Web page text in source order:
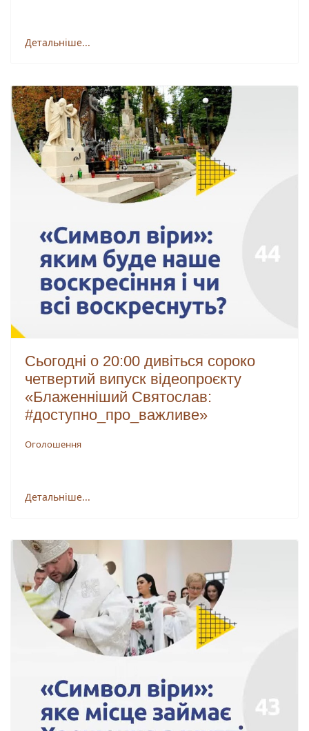
Детальніше...
Сьогодні о 20:00 дивіться сороко
четвертий випуск відеопроєкту
«Блаженніший Святослав:
#доступно_про_важливе»
Оголошення
Детальніше...